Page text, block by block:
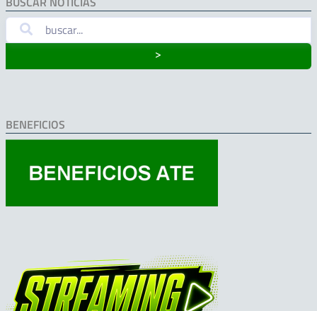
˃
BENEFICIOS